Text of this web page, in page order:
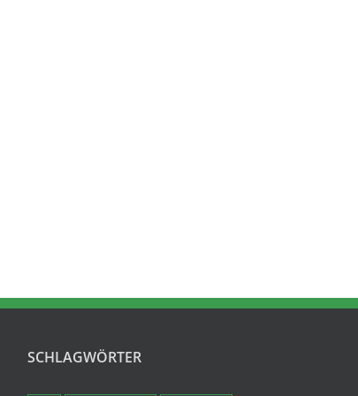
SCHLAGWÖRTER